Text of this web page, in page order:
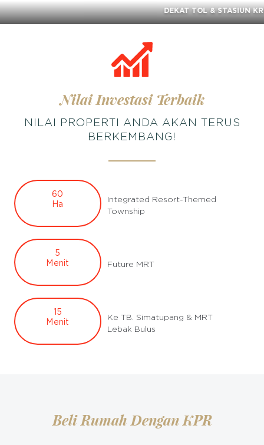
DEKAT TOL & STASIUN KRL
Nilai Investasi Terbaik
NILAI PROPERTI ANDA AKAN TERUS
BERKEMBANG!
60
Ha
Integrated Resort-Themed
Township
5
Menit
Future MRT
15
Menit
Ke TB. Simatupang & MRT
Lebak Bulus
Beli Rumah Dengan KPR